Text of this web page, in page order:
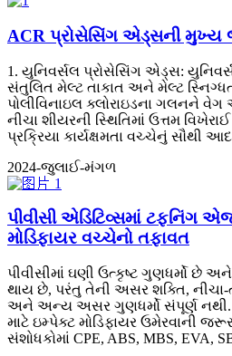
ACR પ્રોસેસિંગ એડ્સની મુખ્ય
1. યુનિવર્સલ પ્રોસેસિંગ એડ્સ:
સંતુલિત મેલ્ટ તાકાત અને મેલ્ટ
પોલીવિનાઇલ ક્લોરાઇડના ગલનને
નીચા શીયરની સ્થિતિમાં ઉત્તમ
પ્રક્રિયા કાર્યક્ષમતા વચ્ચેનું સૌથી
2024-જુલાઈ-મંગળ
પીવીસી એડિટિવ્સમાં ટફનિંગ
મોડિફાયર વચ્ચેનો તફાવત
પીવીસીમાં ઘણી ઉત્કૃષ્ટ ગુણધર્મો છે
થાય છે, પરંતુ તેની અસર શક્તિ,
અને અન્ય અસર ગુણધર્મો સંપૂર્ણ
માટે ઇમ્પેક્ટ મોડિફાયર ઉમેરવાની
સંશોધકોમાં CPE, ABS, MBS, EVA,